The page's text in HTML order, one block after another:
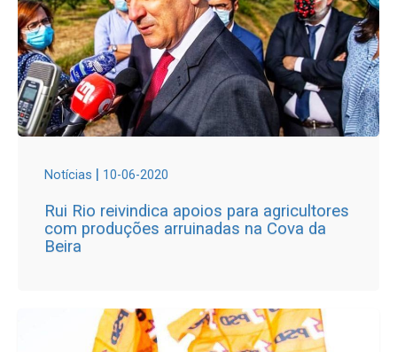
Notícias | 10-06-2020
Rui Rio reivindica apoios para agricultores
com produções arruinadas na Cova da
Beira